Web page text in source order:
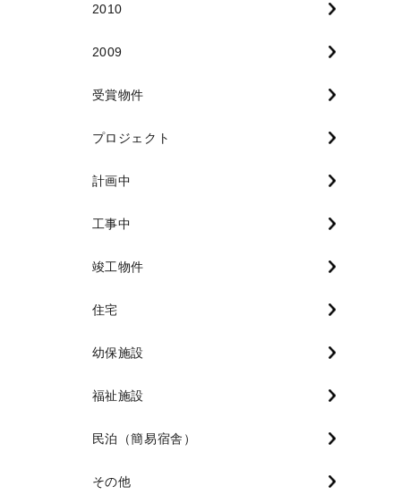
2010
2009
受賞物件
プロジェクト
計画中
工事中
竣工物件
住宅
幼保施設
福祉施設
民泊（簡易宿舎）
その他